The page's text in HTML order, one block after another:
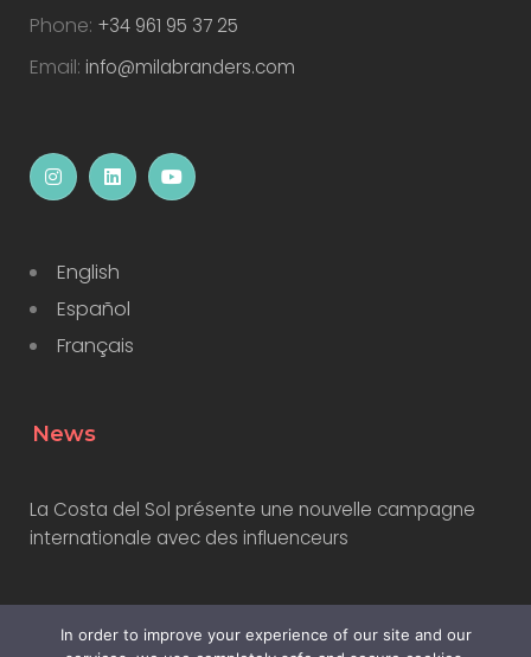
Phone: +34 961 95 37 25
Email: info@milabranders.com
English
Español
Français
News
La Costa del Sol présente une nouvelle campagne
internationale avec des influenceurs
apprendre à utiliser l’IA
In order to improve your experience of our site and our